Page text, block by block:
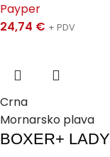
Payper
24,74 € + PDV
Crna
Mornarsko plava
BOXER+ LADY